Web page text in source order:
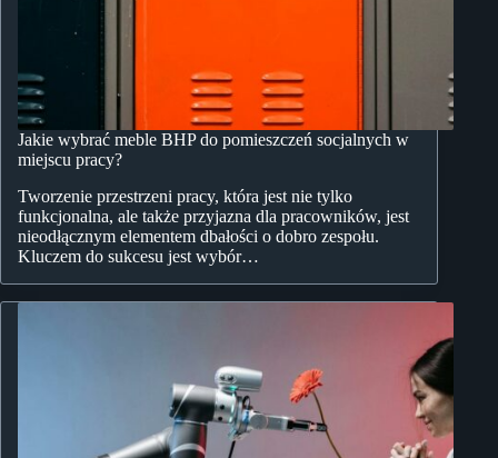
Jakie wybrać meble BHP do pomieszczeń socjalnych w
miejscu pracy?
Tworzenie przestrzeni pracy, która jest nie tylko
funkcjonalna, ale także przyjazna dla pracowników, jest
nieodłącznym elementem dbałości o dobro zespołu.
Kluczem do sukcesu jest wybór…